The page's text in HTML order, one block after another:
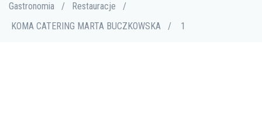
Gastronomia / Restauracje
/
KOMA CATERING MARTA BUCZKOWSKA
/ 1